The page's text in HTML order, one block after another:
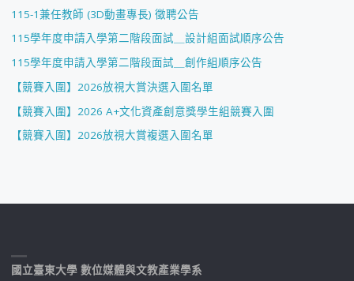
115-1兼任教師 (3D動畫專長) 徵聘公告
115學年度申請入學第二階段面試＿設計組面試順序公告
115學年度申請入學第二階段面試＿創作組順序公告
【競賽入圍】2026放視大賞決選入圍名單
【競賽入圍】2026 A+文化資產創意獎學生組競賽入圍
【競賽入圍】2026放視大賞複選入圍名單
國立臺東大學 數位媒體與文教產業學系